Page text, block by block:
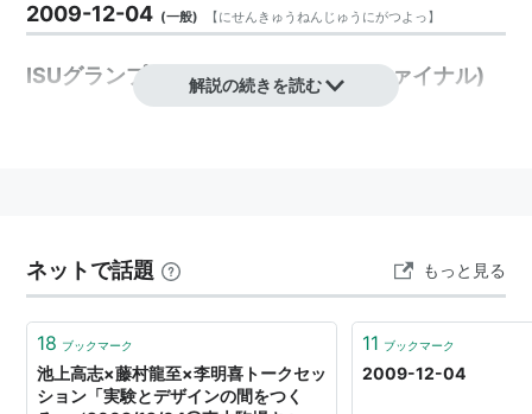
2009-12-04 (一般) 【にせんきゅうねんじゅうにがつよっ】
ISUグランプリシリーズ(グランプリファイナル)
解説の続きを読む
ネットで話題 もっと見る
18 ブックマーク
池上高志×藤村龍至×李明喜トークセッ
ション「実験とデザインの間をつく
11 ブックマーク
2009-12-04